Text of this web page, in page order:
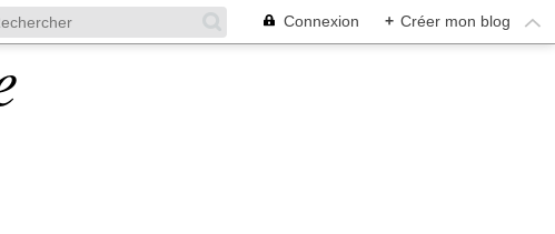
Connexion + Créer mon blog